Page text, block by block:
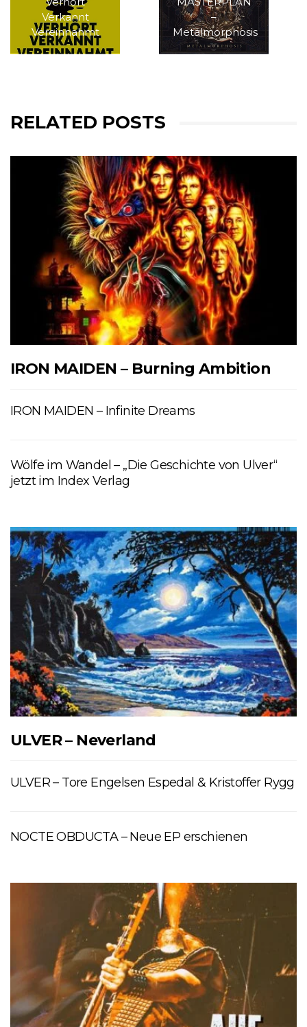
Verkannt
Vereinnahmt
–
Metalmorphosis
RELATED POSTS
IRON MAIDEN – Burning Ambition
IRON MAIDEN – Infinite Dreams
Wölfe im Wandel – „Die Geschichte von Ulver“
jetzt im Index Verlag
ULVER – Neverland
ULVER – Tore Engelsen Espedal & Kristoffer Rygg
NOCTE OBDUCTA – Neue EP erschienen